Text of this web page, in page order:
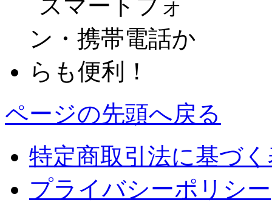
ページの先頭へ戻る
特定商取引法に基づ
プライバシーポリシー